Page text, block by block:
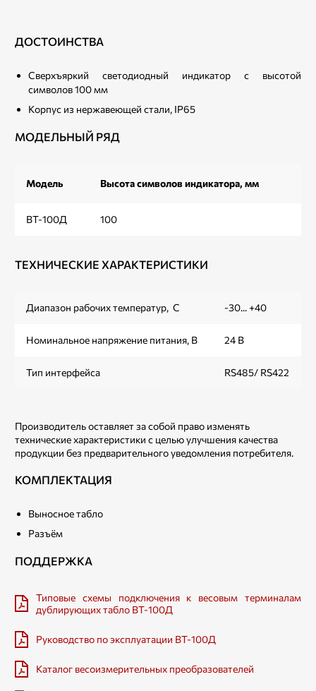
ДОСТОИНСТВА
Сверхъяркий светодиодный индикатор с высотой
символов 100 мм
Корпус из нержавеющей стали, IP65
МОДЕЛЬНЫЙ РЯД
Модель Высота символов индикатора, мм
ВТ-100Д 100
ТЕХНИЧЕСКИЕ ХАРАКТЕРИСТИКИ
Диапазон рабочих температур, С -30... +40
Номинальное напряжение питания, В 24 В
Тип интерфейса RS485/ RS422
Производитель оставляет за собой право изменять
технические характеристики с целью улучшения качества
продукции без предварительного уведомления потребителя.
КОМПЛЕКТАЦИЯ
Выносное табло
Разъём
ПОДДЕРЖКА
Типовые схемы подключения к весовым терминалам
дублирующих табло ВТ-100Д
Руководство по эксплуатации ВТ-100Д
Каталог весоизмерительных преобразователей